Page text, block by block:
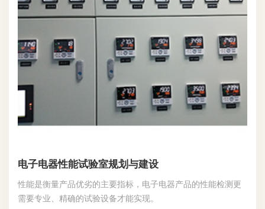
电子电器性能试验室规划与建设
性能是衡量产品优劣的主要指标，电子电器产品的性能检测更
需要专业、精确的试验设备才能实现。